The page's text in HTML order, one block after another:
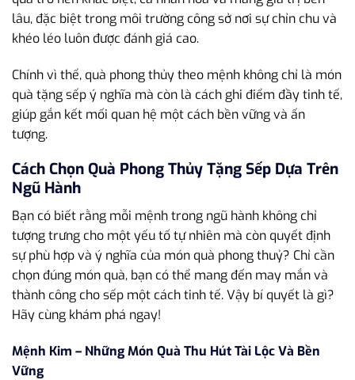
lâu, đặc biệt trong môi trường công sở nơi sự chỉn chu và
khéo léo luôn được đánh giá cao.
Chính vì thế, quà phong thủy theo mệnh không chỉ là món
quà tặng sếp ý nghĩa mà còn là cách ghi điểm đầy tinh tế,
giúp gắn kết mối quan hệ một cách bền vững và ấn
tượng.
Cách Chọn Quà Phong Thủy Tặng Sếp Dựa Trên
Ngũ Hành
Bạn có biết rằng mỗi mệnh trong ngũ hành không chỉ
tượng trưng cho một yếu tố tự nhiên mà còn quyết định
sự phù hợp và ý nghĩa của món quà phong thuỷ? Chỉ cần
chọn đúng món quà, bạn có thể mang đến may mắn và
thành công cho sếp một cách tinh tế. Vậy bí quyết là gì?
Hãy cùng khám phá ngay!
Mệnh Kim – Những Món Quà Thu Hút Tài Lộc Và Bền
Vững